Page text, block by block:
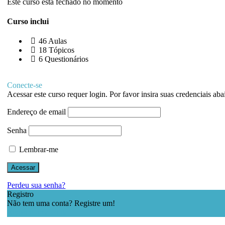
Este curso está fechado no momento
Curso inclui
46 Aulas
18 Tópicos
6 Questionários
Conecte-se
Acessar este curso requer login. Por favor insira suas credenciais
Endereço de email
Senha
Lembrar-me
Perdeu sua senha?
Registro
Não tem uma conta? Registre um!